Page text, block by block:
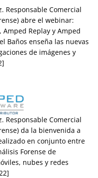
Responsable Comercial
abre el webinar:
Amped Replay y Amped
Baños enseña las nuevas
de imágenes y
Responsable Comercial
da la bienvenida a
en conjunto entre
Forense de
nubes y redes